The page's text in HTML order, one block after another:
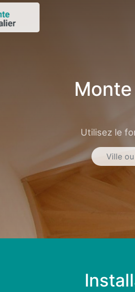
Utilisez le